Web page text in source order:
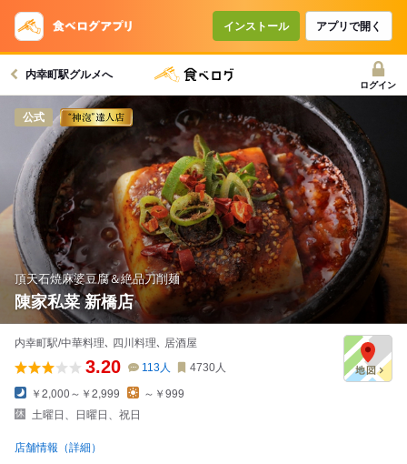
インストール アプリで開く
内幸町駅グルメへ
ログイン
公式
頂天石焼麻婆豆腐＆絶品刀削麺
陳家私菜 新橋店
内幸町駅/中華料理､ 四川料理､ 居酒屋
3.20 113人 4730人
￥2,000～￥2,999
～￥999
土曜日、日曜日、祝日
店舗情報（詳細）
コースで使えるクーポン
戻る
クーポンを利用せず予約する